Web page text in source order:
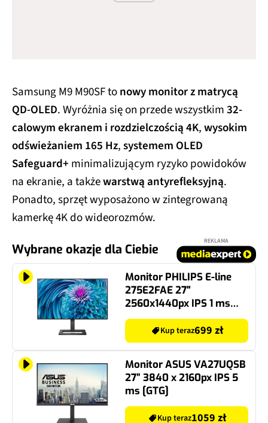
Samsung M9 M90SF tonowy monitor z matrycą
QD-OLED. Wyróżnia się on przede wszystkim32-
calowym ekranem i rozdzielczością 4K,wysokim
odświeżaniem 165 Hz,systemem OLED
Safeguard+minimalizującym ryzyko powidoków
na ekranie, a takżewarstwą antyrefleksyjną.
Ponadto, sprzęt wyposażono w zintegrowaną
kamerkę 4K do wideorozmów.
Wybrane okazje dla Ciebie
REKLAMA
Monitor PHILIPS E-line
275E2FAE 27"
2560x1440px IPS 1 ms
[MPRT]
Kup teraz699 zł
Monitor ASUS VA27UQSB
27” 3840 x 2160px IPS 5
ms [GTG]
Kup teraz1059 zł